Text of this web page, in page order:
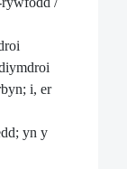
i, er
yn y